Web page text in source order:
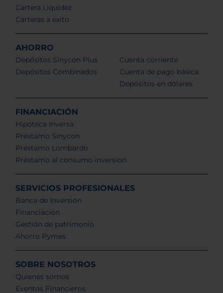
Cartera Liquidez
Carteras a éxito
AHORRO
Depósitos Sinycon Plus
Depósitos Combinados
Cuenta corriente
Cuenta de pago básica
Depósitos en dólares
FINANCIACIÓN
Hipoteca Inversa
Préstamo Sinycon
Préstamo Lombardo
Préstamo al consumo inversion
SERVICIOS PROFESIONALES
Banca de Inversión
Financiación
Gestión de patrimonio
Ahorro Pymes
SOBRE NOSOTROS
Quienes somos
Eventos Financieros